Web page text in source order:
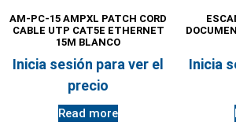
AM-PC-15 AMPXL PATCH CORD
CABLE UTP CAT5E ETHERNET
15M BLANCO
Inicia sesión para ver el
precio
Read more
Inicia